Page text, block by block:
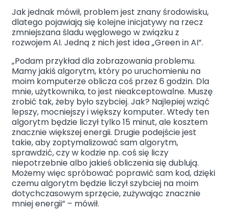
Jak jednak mówił, problem jest znany środowisku,
dlatego pojawiają się kolejne inicjatywy na rzecz
zmniejszana śladu węglowego w związku z
rozwojem AI. Jedną z nich jest idea „Green in AI”.
„Podam przykład dla zobrazowania problemu.
Mamy jakiś algorytm, który po uruchomieniu na
moim komputerze oblicza coś przez 6 godzin. Dla
mnie, użytkownika, to jest nieakceptowalne. Muszę
zrobić tak, żeby było szybciej. Jak? Najlepiej wziąć
lepszy, mocniejszy i większy komputer. Wtedy ten
algorytm będzie liczył tylko 15 minut, ale kosztem
znacznie większej energii. Drugie podejście jest
takie, aby zoptymalizować sam algorytm,
sprawdzić, czy w kodzie np. coś się liczy
niepotrzebnie albo jakieś obliczenia się dublują.
Możemy więc spróbować poprawić sam kod, dzięki
czemu algorytm będzie liczył szybciej na moim
dotychczasowym sprzęcie, zużywając znacznie
mniej energii” – mówił.